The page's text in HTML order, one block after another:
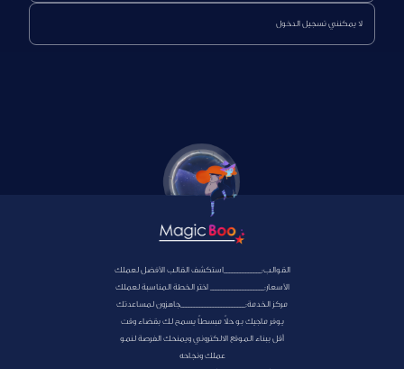
لا يمكنني تسجيل الدخول
القوالب:______________استكشف القالب الأفضل لعملك
الأسعار:____________________ اختر الخطة المناسبة لعملك
مركز الخدمة:________________________جاهزون لمساعدتك
يوفر ماجيك بو حلاً مبسطاً يسمح لك بقضاء وقت
أقل ببناء الموقع الالكتروني ويمنحك الفرصة لنمو
عملك ونجاحه